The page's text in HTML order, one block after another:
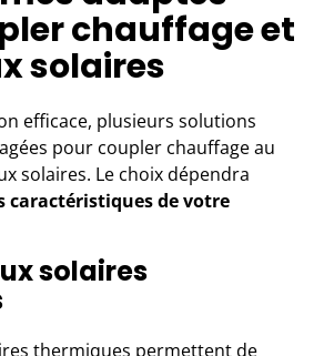
chauffage et
solaires
efficace, plusieurs solutions
pour coupler chauffage au
solaires. Le choix dépendra
caractéristiques de votre
solaires
thermiques permettent de